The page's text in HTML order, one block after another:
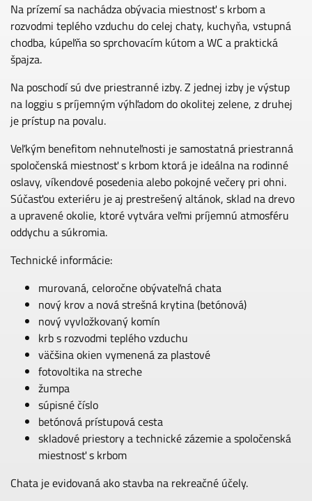
Na prízemí sa nachádza obývacia miestnosť s krbom a
rozvodmi teplého vzduchu do celej chaty, kuchyňa, vstupná
chodba, kúpeľňa so sprchovacím kútom a WC a praktická
špajza.
Na poschodí sú dve priestranné izby. Z jednej izby je výstup
na loggiu s príjemným výhľadom do okolitej zelene, z druhej
je prístup na povalu.
Veľkým benefitom nehnuteľnosti je samostatná priestranná
spoločenská miestnosť s krbom ktorá je ideálna na rodinné
oslavy, víkendové posedenia alebo pokojné večery pri ohni.
Súčasťou exteriéru je aj prestrešený altánok, sklad na drevo
a upravené okolie, ktoré vytvára veľmi príjemnú atmosféru
oddychu a súkromia.
Technické informácie:
murovaná, celoročne obývateľná chata
nový krov a nová strešná krytina (betónová)
nový vyvložkovaný komín
krb s rozvodmi teplého vzduchu
väčšina okien vymenená za plastové
fotovoltika na streche
žumpa
súpisné číslo
betónová prístupová cesta
skladové priestory a technické zázemie a spoločenská
miestnosť s krbom
Chata je evidovaná ako stavba na rekreačné účely.